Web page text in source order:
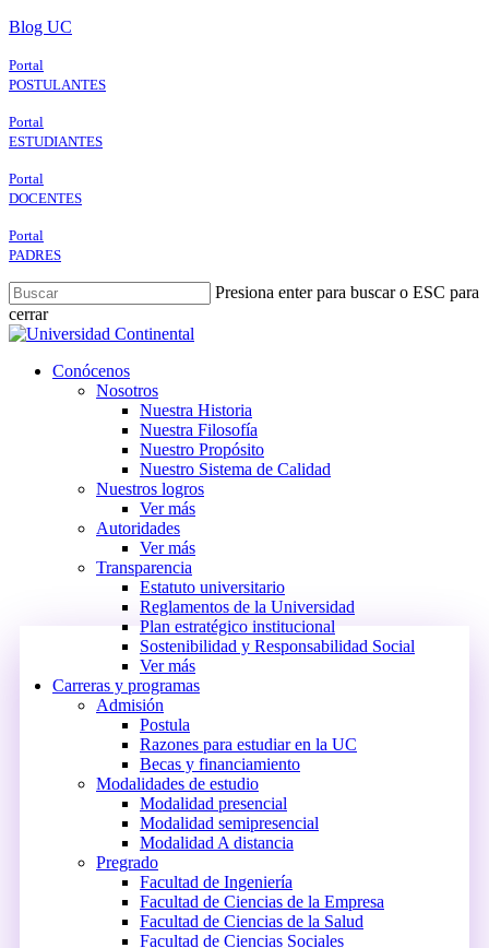
Skip
main
content
Blog UC
Portal
POSTULANTES
Portal
ESTUDIANTES
Portal
DOCENTES
Portal
PADRES
Presiona enter para buscar o ESC para
cerrar
Close
search
Menu
Conócenos
Nosotros
Nuestra Historia
Nuestra Filosofía
Nuestro Propósito
Nuestro Sistema de Calidad
Nuestros logros
Ver más
Autoridades
Ver más
Transparencia
Estatuto universitario
Reglamentos de la Universidad
Plan estratégico institucional
Sostenibilidad y Responsabilidad Social
Ver más
Carreras y programas
Admisión
Postula
Razones para estudiar en la UC
Becas y financiamiento
Modalidades de estudio
Modalidad presencial
Modalidad semipresencial
Modalidad A distancia
Pregrado
Facultad de Ingeniería
Facultad de Ciencias de la Empresa
Facultad de Ciencias de la Salud
Facultad de Ciencias Sociales